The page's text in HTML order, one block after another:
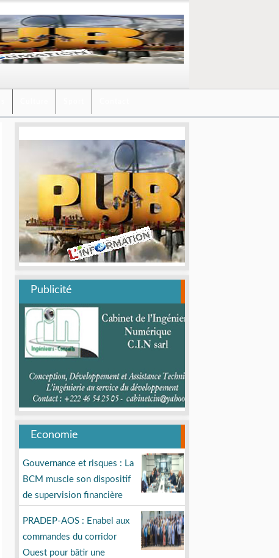
Publicité
Economie
Gouvernance et risques : La
BCM muscle son dispositif
de supervision financière
PRADEP-AOS : Enabel aux
commandes du corridor
Ouest pour bâtir une